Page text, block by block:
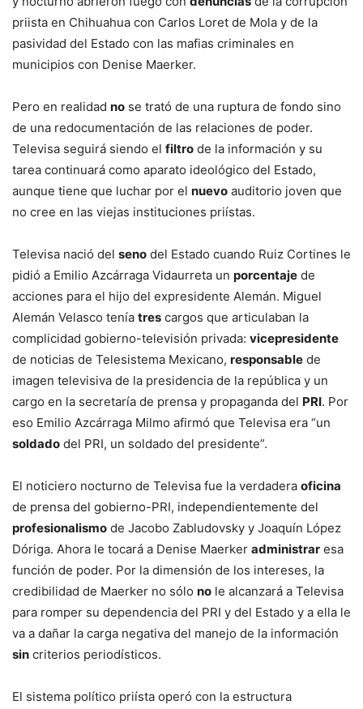
priista en Chihuahua con Carlos Loret de Mola y de la
pasividad del Estado con las mafias criminales en
municipios con Denise Maerker.
Pero en realidad no se trató de una ruptura de fondo sino
de una redocumentación de las relaciones de poder.
Televisa seguirá siendo el filtro de la información y su
tarea continuará como aparato ideológico del Estado,
aunque tiene que luchar por el nuevo auditorio joven que
no cree en las viejas instituciones priístas.
Televisa nació del seno del Estado cuando Ruiz Cortines le
pidió a Emilio Azcárraga Vidaurreta un porcentaje de
acciones para el hijo del expresidente Alemán. Miguel
Alemán Velasco tenía tres cargos que articulaban la
complicidad gobierno-televisión privada: vicepresidente
de noticias de Telesistema Mexicano, responsable de
imagen televisiva de la presidencia de la república y un
cargo en la secretaría de prensa y propaganda del PRI. Por
eso Emilio Azcárraga Milmo afirmó que Televisa era “un
soldado del PRI, un soldado del presidente”.
El noticiero nocturno de Televisa fue la verdadera oficina
de prensa del gobierno-PRI, independientemente del
profesionalismo de Jacobo Zabludovsky y Joaquín López
Dóriga. Ahora le tocará a Denise Maerker administrar esa
función de poder. Por la dimensión de los intereses, la
credibilidad de Maerker no sólo no le alcanzará a Televisa
para romper su dependencia del PRI y del Estado y a ella le
va a dañar la carga negativa del manejo de la información
sin criterios periodísticos.
El sistema político priísta operó con la estructura